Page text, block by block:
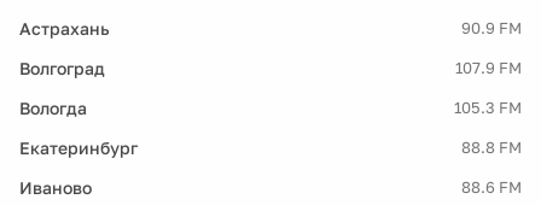
Астрахань 90.9 FM
Волгоград 107.9 FM
Вологда 105.3 FM
Екатеринбург 88.8 FM
Иваново 88.6 FM